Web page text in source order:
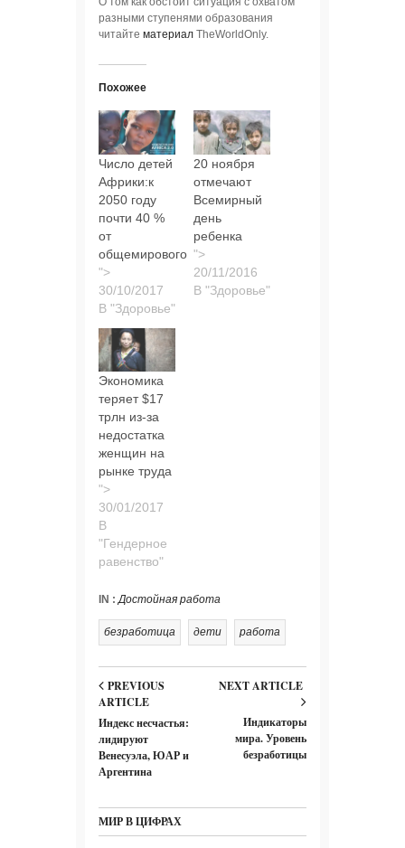
разными ступенями образования
читайте материал TheWorldOnly.
Похожее
Число детей
Африки:к
2050 году
почти 40 %
от
общемирового
">
В "Здоровье"
20 ноября
отмечают
Всемирный
день
ребенка
">
В "Здоровье"
Экономика
теряет $17
трлн из-за
недостатка
женщин на
рынке труда
">
В
"Гендерное
равенство"
IN :Достойная работа
безработица дети работа
PREVIOUS
ARTICLE
Индекс несчастья:
лидируют
Венесуэла, ЮАР и
Аргентина
NEXT ARTICLE
Индикаторы
мира. Уровень
безработицы
МИР В ЦИФРАХ